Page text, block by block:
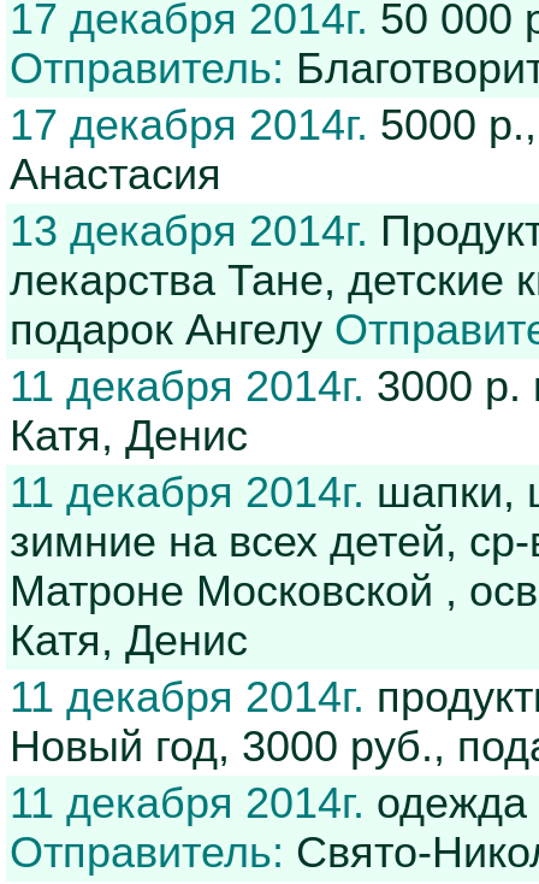
17 декабря 2014г. 50 000
Отправитель:
17 декабря 2014г. 5000
Анастасия
13 декабря 2014г.
лекарства Тане,
подарок Ангелу
11 декабря 2014г. 3000 р.
Катя, Денис
11 декабря 2014г. шапки,
зимние на всех детей,
Матроне Московской ,
Катя, Денис
11 декабря 2014г.
Новый год, 3000 руб.,
11 декабря 2014г. одежда
Отправитель: Свято-